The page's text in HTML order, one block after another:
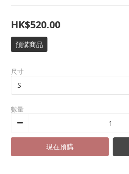
HK$520.00
預購商品
尺寸
數量
現在預購